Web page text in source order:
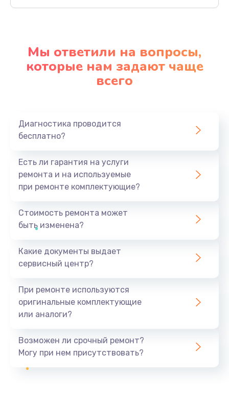
Мы ответили на вопросы,
которые нам задают чаще
всего
Диагностика проводится
бесплатно?
Есть ли гарантия на услуги
ремонта и на используемые
при ремонте комплектующие?
Стоимость ремонта может
быть изменена?
Какие документы выдает
сервисный центр?
При ремонте используются
оригинальные комплектующие
или аналоги?
Возможен ли срочный ремонт?
Могу при нем присутствовать?